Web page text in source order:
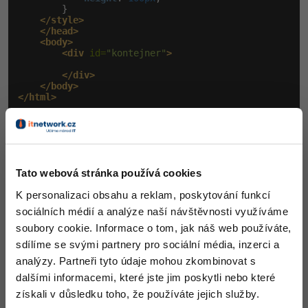
Tato webová stránka používá cookies
K personalizaci obsahu a reklam, poskytování funkcí
sociálních médií a analýze naší návštěvnosti využíváme
soubory cookie. Informace o tom, jak náš web používáte,
sdílíme se svými partnery pro sociální média, inzerci a
analýzy. Partneři tyto údaje mohou zkombinovat s
dalšími informacemi, které jste jim poskytli nebo které
získali v důsledku toho, že používáte jejich služby.
        }
</style>
</head>
<body>
<div id="kontejner">
</div>
</body>
</html>
Výsledek: